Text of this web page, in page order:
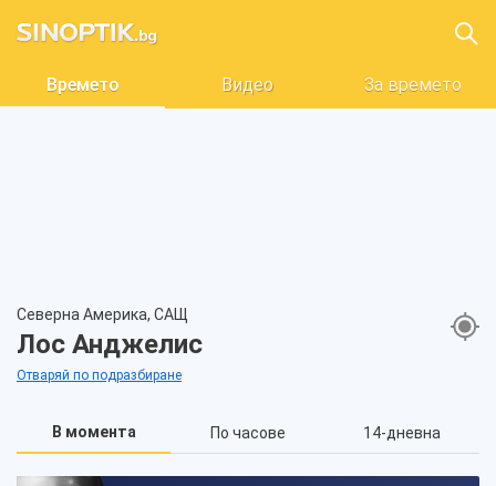
Времето Видео За времето
Северна Америка, САЩ
Лос Анджелис
Отваряй по подразбиране
В момента По часове 14-дневна